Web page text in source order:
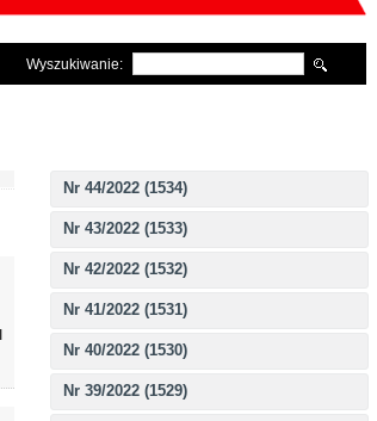
Wyszukiwanie:
Nr 44/2022 (1534)
Nr 43/2022 (1533)
Nr 42/2022 (1532)
Nr 41/2022 (1531)
Nr 40/2022 (1530)
Nr 39/2022 (1529)